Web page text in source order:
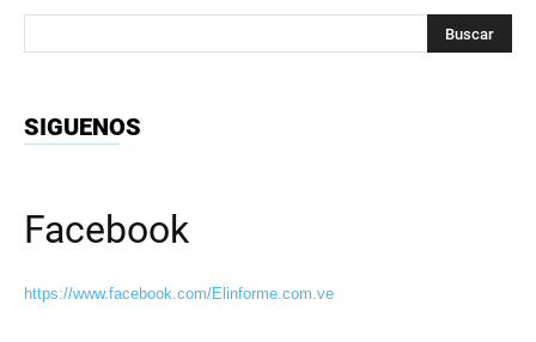
SIGUENOS
Facebook
https://www.facebook.com/Elinforme.com.ve